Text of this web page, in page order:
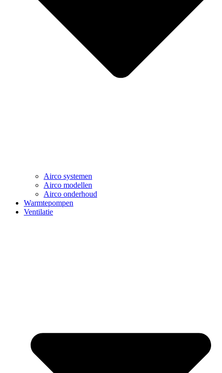
Airco systemen
Airco modellen
Airco onderhoud
Warmtepompen
Ventilatie